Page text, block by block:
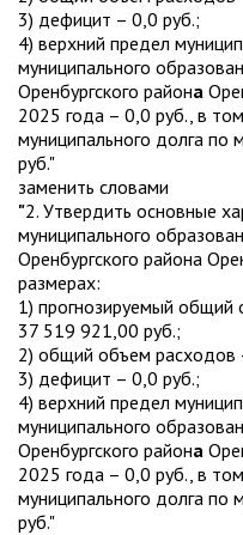
3) дефицит – 0,0 руб.;
4) верхний предел
муниципального
Оренбургского района
2025 года – 0,0 руб., в
муниципального долга по
руб."
заменить словами
"2. Утвердить основные
муниципального
Оренбургского района
размерах:
1) прогнозируемый
37 519 921,00 руб.;
2) общий объем
3) дефицит – 0,0 руб.;
4) верхний предел
муниципального
Оренбургского района
2025 года – 0,0 руб., в
муниципального долга по
руб."